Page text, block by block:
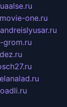
aalse.ru
movie-one.ru
andreislyusar.ru